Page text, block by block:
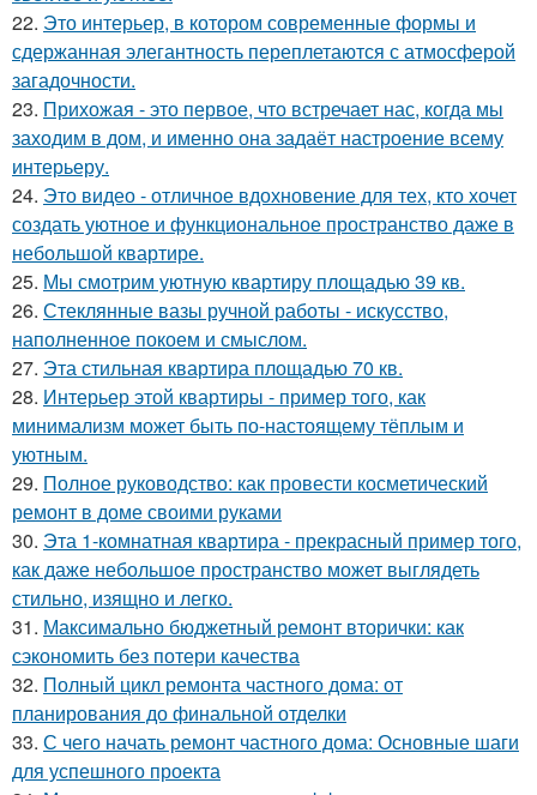
22. Это интерьер, в котором современные формы и
сдержанная элегантность переплетаются с атмосферой
загадочности.
23. Прихожая - это первое, что встречает нас, когда мы
заходим в дом, и именно она задаёт настроение всему
интерьеру.
24. Это видео - отличное вдохновение для тех, кто хочет
создать уютное и функциональное пространство даже в
небольшой квартире.
25. Мы смотрим уютную квартиру площадью 39 кв.
26. Стеклянные вазы ручной работы - искусство,
наполненное покоем и смыслом.
27. Эта стильная квартира площадью 70 кв.
28. Интерьер этой квартиры - пример того, как
минимализм может быть по-настоящему тёплым и
уютным.
29. Полное руководство: как провести косметический
ремонт в доме своими руками
30. Эта 1-комнатная квартира - прекрасный пример того,
как даже небольшое пространство может выглядеть
стильно, изящно и легко.
31. Максимально бюджетный ремонт вторички: как
сэкономить без потери качества
32. Полный цикл ремонта частного дома: от
планирования до финальной отделки
33. С чего начать ремонт частного дома: Основные шаги
для успешного проекта